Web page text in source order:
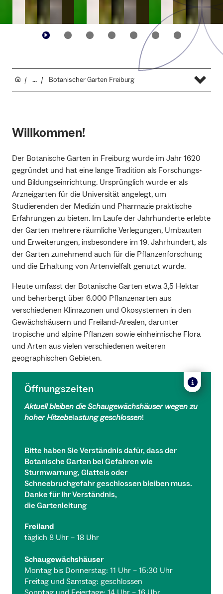
... Botanischer Garten Freiburg
Willkommen!
Der Botanische Garten in Freiburg wurde im Jahr 1620
gegründet und hat eine lange Tradition als Forschungs-
und Bildungseinrichtung. Ursprünglich wurde er als
Arzneigarten für die Universität angelegt, um
Studierenden der Medizin und Pharmazie praktische
Erfahrungen zu bieten. Im Laufe der Jahrhunderte erlebte
der Garten mehrere räumliche Verlegungen, Umbauten
und Erweiterungen, insbesondere im 19. Jahrhundert, als
der Garten zunehmend auch für die Pflanzenforschung
und die Erhaltung von Artenvielfalt genutzt wurde.
Heute umfasst der Botanische Garten etwa 3,5 Hektar
und beherbergt über 6.000 Pflanzenarten aus
verschiedenen Klimazonen und Ökosystemen in den
Gewächshäusern und Freiland-Arealen, darunter
tropische und alpine Pflanzen sowie einheimische Flora
und Arten aus vielen verschiedenen weiteren
geographischen Gebieten.
Öffnungszeiten
Aktuell bleiben die Schaugewächshäuser wegen zu
hoher Hitzebelastung geschlossen!
Bitte haben Sie Verständnis dafür, dass der
Botanische Garten bei Gefahren wie
Sturmwarnung, Glatteis oder
Schneebruchgefahr geschlossen bleiben muss.
Danke für Ihr Verständnis,
die Gartenleitung
Freiland
täglich 8 Uhr – 18 Uhr
Schaugewächshäuser
Montag bis Donnerstag: 11 Uhr – 15:30 Uhr
Freitag und Samstag: geschlossen